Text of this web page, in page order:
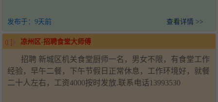
发布于： 9天前 查看详情 >>
凉州区-招聘食堂大师傅
招聘 新城区机关食堂厨师一名，男女不限，有食堂工作
经验，早午二餐，下午节假日正常休息，工作环境好，就餐
二十人左右，工资4000按时发放.联系电话13993530